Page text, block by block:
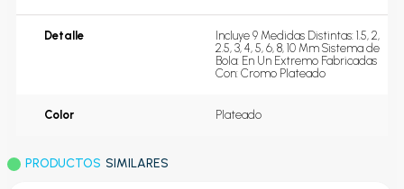
Detalle
Incluye 9 Medidas Distintas: 1.5, 2,
2.5, 3, 4, 5, 6, 8, 10 Mm Sistema de
Bola: En Un Extremo Fabricadas
Con: Cromo Plateado
Color Plateado
PRODUCTOS SIMILARES